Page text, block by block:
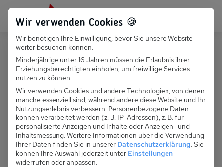
Persönlich für dich da: +49 251 899 050
Suchfeld
Suchen
D 067.048 - Fewo Wadler, Nr 2,
Lindenstraße
Wir verwenden Cookies 🍪
Wir benötigen Ihre Einwilligung, bevor Sie unsere Website
weiter besuchen können.
Minderjährige unter 16 Jahren müssen die Erlaubnis ihrer
Erziehungsberechtigten einholen, um freiwillige Services
nutzen zu können.
Wir verwenden Cookies und andere Technologien, von denen
manche essenziell sind, während andere diese Website und Ihr
Nutzungserlebnis verbessern. Personenbezogene Daten
können verarbeitet werden (z. B. IP-Adressen), z. B. für
personalisierte Anzeigen und Inhalte oder Anzeigen- und
Inhaltsmessung. Weitere Informationen über die Verwendung
Ihrer Daten finden Sie in unserer Datenschutzerklärung. Sie
können Ihre Auswahl jederzeit unter Einstellungen
widerrufen oder anpassen.